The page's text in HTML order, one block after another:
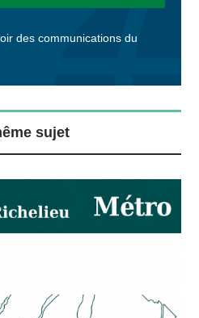
des communications du
sujet